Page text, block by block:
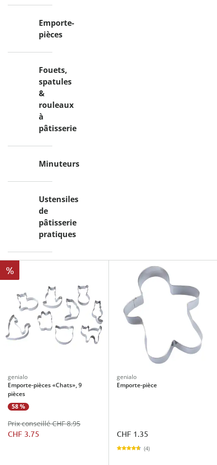
Emporte-
pièces
Fouets,
spatules
&
rouleaux
à
pâtisserie
Minuteurs
Ustensiles
de
pâtisserie
pratiques
%
genialo
Emporte-pièces «Chats», 9
pièces
58 %
CHF 3.75
Prix conseillé CHF 8.95
genialo
Emporte-pièce
CHF 1.35
(4)